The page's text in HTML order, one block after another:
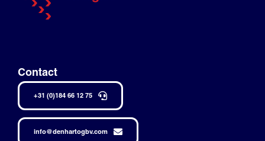
Contact
+31 (0)184 66 12 75
info@denhartogbv.com